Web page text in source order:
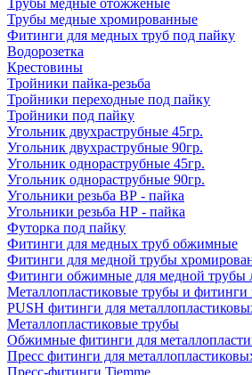
Трубы медные хромированные
Фитинги для медных труб под пайку
Водорозетка
Крестовины
Тройники пайка-резьба
Тройники переходные под пайку
Тройники под пайку
Угольник двухраструбные 45гр.
Угольник двухраструбные 90гр.
Угольник однораструбные 45гр.
Угольник однораструбные 90гр.
Угольники резьба ВР - пайка
Угольники резьба НР - пайка
Футорка под пайку
Фитинги для медных труб обжимные
Фитинги для медной трубы
Фитинги обжимные для медной трубы
Металлопластиковые трубы и
PUSH фитинги для
Металлопластиковые трубы
Обжимные фитинги для
Пресс фитинги для
Пресс-фитинги Tiemme